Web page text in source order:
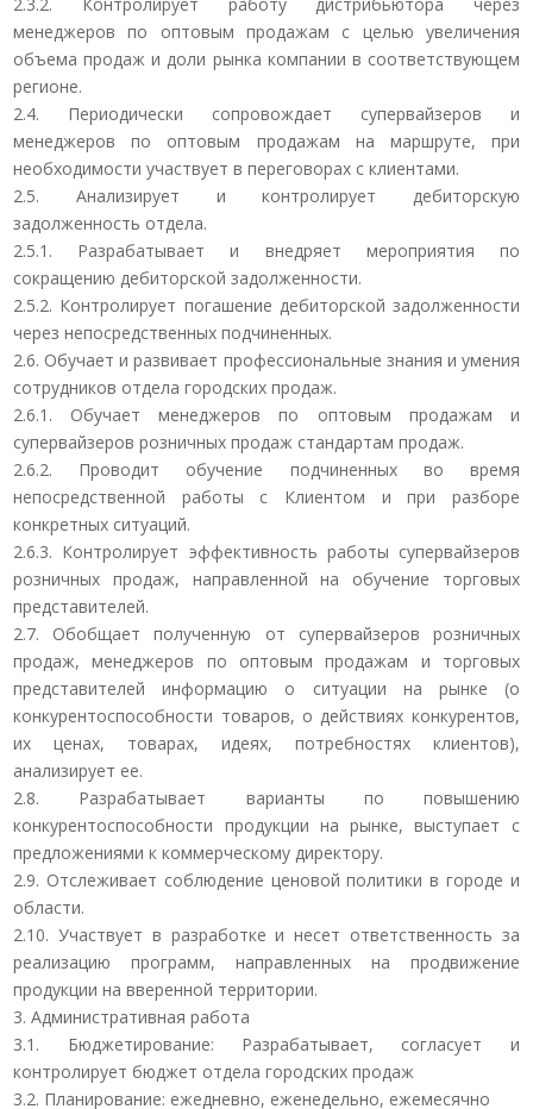
менеджеров по оптовым продажам с целью увеличения
объема продаж и доли рынка компании в соответствующем
регионе.
2.4. Периодически сопровождает супервайзеров и
менеджеров по оптовым продажам на маршруте, при
необходимости участвует в переговорах с клиентами.
2.5. Анализирует и контролирует дебиторскую
задолженность отдела.
2.5.1. Разрабатывает и внедряет мероприятия по
сокращению дебиторской задолженности.
2.5.2. Контролирует погашение дебиторской задолженности
через непосредственных подчиненных.
2.6. Обучает и развивает профессиональные знания и умения
сотрудников отдела городских продаж.
2.6.1. Обучает менеджеров по оптовым продажам и
супервайзеров розничных продаж стандартам продаж.
2.6.2. Проводит обучение подчиненных во время
непосредственной работы с Клиентом и при разборе
конкретных ситуаций.
2.6.3. Контролирует эффективность работы супервайзеров
розничных продаж, направленной на обучение торговых
представителей.
2.7. Обобщает полученную от супервайзеров розничных
продаж, менеджеров по оптовым продажам и торговых
представителей информацию о ситуации на рынке (о
конкурентоспособности товаров, о действиях конкурентов,
их ценах, товарах, идеях, потребностях клиентов),
анализирует ее.
2.8. Разрабатывает варианты по повышению
конкурентоспособности продукции на рынке, выступает с
предложениями к коммерческому директору.
2.9. Отслеживает соблюдение ценовой политики в городе и
области.
2.10. Участвует в разработке и несет ответственность за
реализацию программ, направленных на продвижение
продукции на вверенной территории.
3. Административная работа
3.1. Бюджетирование: Разрабатывает, согласует и
контролирует бюджет отдела городских продаж
3.2. Планирование: ежедневно, еженедельно, ежемесячно